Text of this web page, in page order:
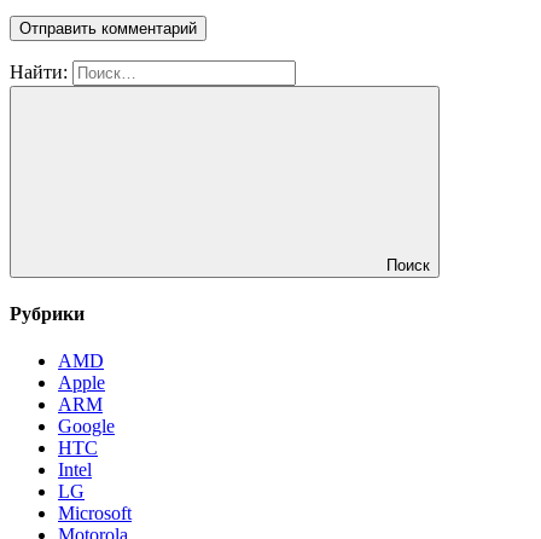
Найти:
Поиск
Рубрики
AMD
Apple
ARM
Google
HTC
Intel
LG
Microsoft